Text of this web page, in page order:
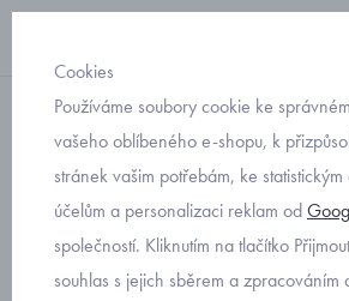
domácí obuv
chlapecké bačkory
zip Fare letadla
Cookies
Používáme soubory cookie ke
vašeho oblíbeného e-shopu, k
stránek vašim potřebám, ke
účelům a personalizaci reklam od
společností. Kliknutím na tlačítko
souhlas s jejich sběrem a zpracováním